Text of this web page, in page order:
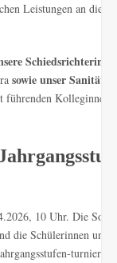
Leistungen an
sowie unser
Kolleginnen
10 Uhr. Die
die Schülerinnen und
turnier